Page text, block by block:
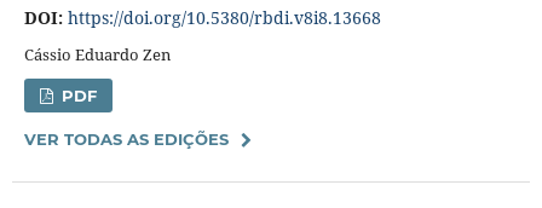
DOI: https://doi.org/10.5380/rbdi.v8i8.13668
Cássio Eduardo Zen
PDF
VER TODAS AS EDIÇÕES